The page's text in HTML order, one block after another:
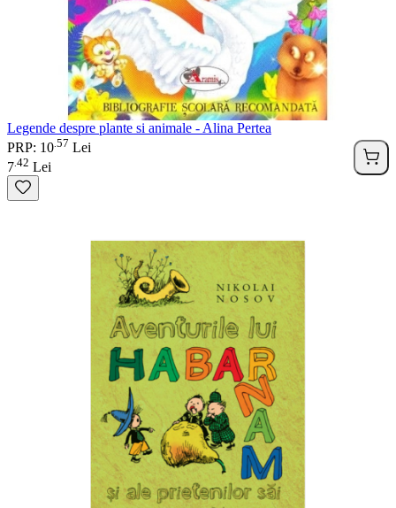
Legende despre plante si animale - Alina Pertea
PRP: 10 57 Lei
7 42 Lei